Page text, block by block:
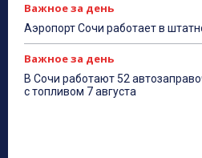
Важное за день
Аэропорт Сочи работает в
Важное за день
В Сочи работают 52
с топливом 7 августа